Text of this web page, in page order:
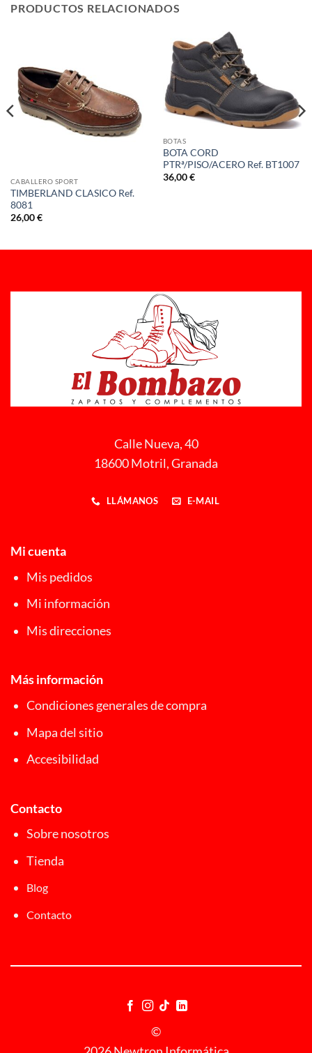
PRODUCTOS RELACIONADOS
CABALLERO SPORT
TIMBERLAND CLASICO Ref.
8081
26,00€
BOTAS
BOTA CORD
PTRª/PISO/ACERO Ref. BT1007
36,00€
Calle Nueva, 40
18600 Motril, Granada
LLÁMANOS E-MAIL
Mi cuenta
Mis pedidos
Mi información
Mis direcciones
Más información
Condiciones generales de compra
Mapa del sitio
Accesibilidad
Contacto
Sobre nosotros
Tienda
Blog
Contacto
©